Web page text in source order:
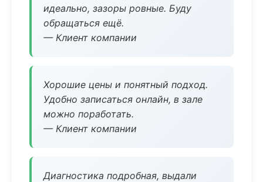
идеально, зазоры ровные. Буду
обращаться ещё.
— Клиент компании
Хорошие цены и понятный подход.
Удобно записаться онлайн, в зале
можно поработать.
— Клиент компании
Диагностика подробная, выдали